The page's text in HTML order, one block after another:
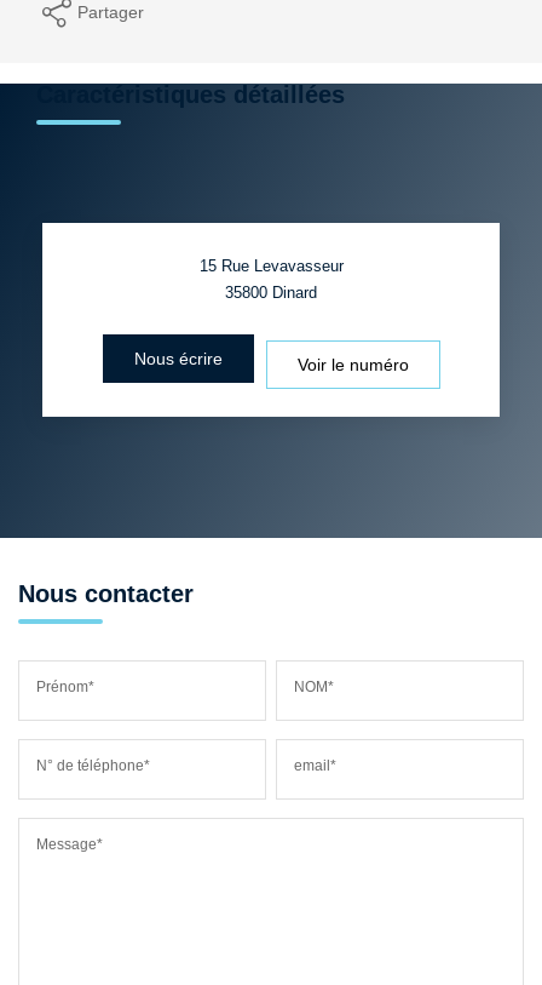
Partager
Caractéristiques détaillées
15 Rue Levavasseur
35800 Dinard
Nous écrire Voir le numéro
Nous contacter
Prénom* NOM*
N° de téléphone* email*
Message*